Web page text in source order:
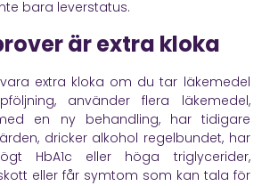
bara leverstatus.
är extra kloka
extra kloka om du tar läkemedel
använder flera läkemedel,
en ny behandling, har tidigare
dricker alkohol regelbundet, har
HbA1c eller höga triglycerider,
eller får symtom som kan tala för